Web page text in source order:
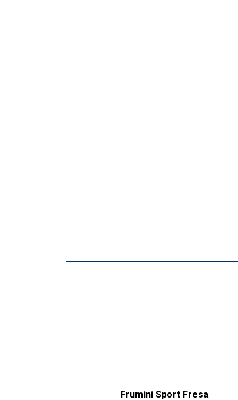
Frumini Sport Fresa